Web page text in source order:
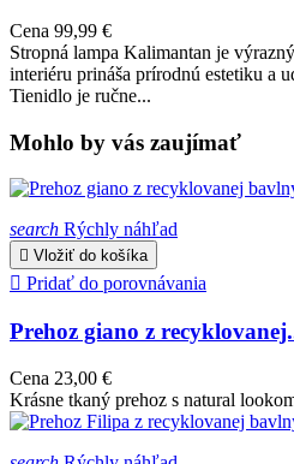
Cena 99,99 €
Stropná lampa Kalimantan je
interiéru prináša prírodnú estetiku a
Tienidlo je ručne...
Mohlo by vás zaujímať
search Rýchly náhľad
 Vložiť do košíka
 Pridať do porovnávania
Prehoz giano z
Cena 23,00 €
Krásne tkaný prehoz s natural